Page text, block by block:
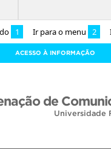
1 Ir para o menu 2
ACESSO À INFORMAÇÃO
de
Universidade